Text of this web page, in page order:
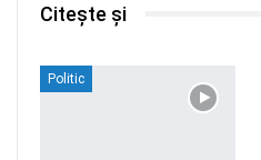
Citește și
Politic